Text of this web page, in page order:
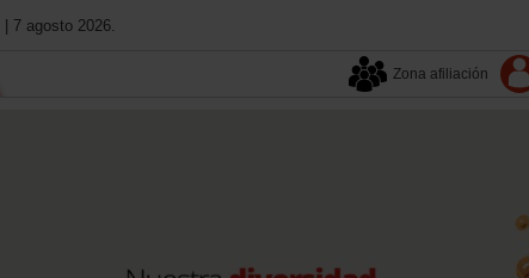
| 7 agosto 2026.
Zona afiliación